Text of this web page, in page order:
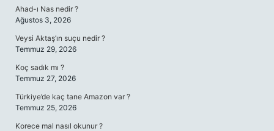
Ahad-ı Nas nedir ?
Ağustos 3, 2026
Veysi Aktaş’ın suçu nedir ?
Temmuz 29, 2026
Koç sadık mı ?
Temmuz 27, 2026
Türkiye’de kaç tane Amazon var ?
Temmuz 25, 2026
Korece mal nasıl okunur ?